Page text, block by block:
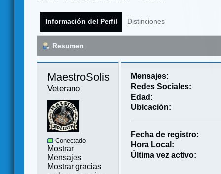
Información del Perfil Distinciones
Resumen
Veterano
Conectado
Mostrar
Mensajes
Mostrar gracias
Mensajes:
Redes Sociales:
Edad:
Ubicación:
Fecha de registro:
Hora Local:
Última vez activo: